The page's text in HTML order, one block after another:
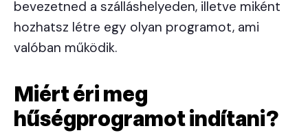
bevezetned a szálláshelyeden, illetve miként
hozhatsz létre egy olyan programot, ami
valóban működik.
Miért éri meg
hűségprogramot indítani?